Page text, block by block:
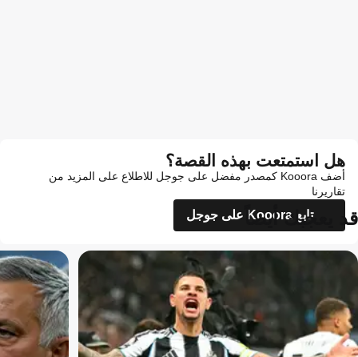
هل استمتعت بهذه القصة؟
أضف Kooora كمصدر مفضل على جوجل للاطلاع على المزيد من
تقاريرنا
تابع Kooora على جوجل
قد يعجبك أيضاً